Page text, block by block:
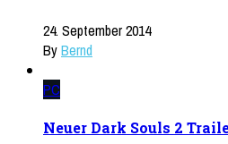
24. September 2014
ByBernd
PC
Neuer Dark Souls 2